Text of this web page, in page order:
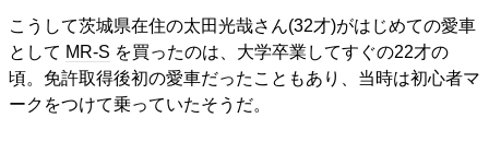
こうして茨城県在住の太田光哉さん(32才)がはじめての愛車
として MR-S を買ったのは、大学卒業してすぐの22才の
頃。免許取得後初の愛車だったこともあり、当時は初心者マ
ークをつけて乗っていたそうだ。